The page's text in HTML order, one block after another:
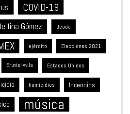
COVID-19
Gómez deuda
ejército Elecciones 2021
Eruviel Ávila Estados Unidos
homicidios Incendios
música